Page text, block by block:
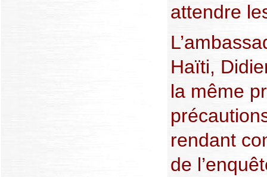
attendre
Haïti,
la même
rendant
de